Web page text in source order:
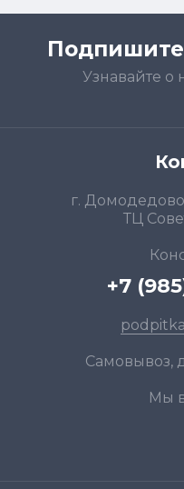
Узнавайте о
г.
ТЦ
+7
Самовывоз,
Мы